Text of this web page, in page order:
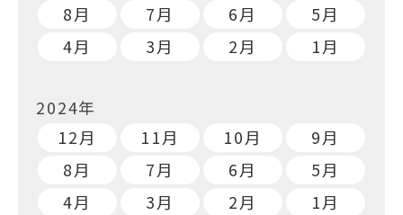
8月
7月 6月
5月
4月
3月 2月 1月
2024年
12月
11月 10月
9月
8月
7月 6月
5月
4月
3月 2月 1月